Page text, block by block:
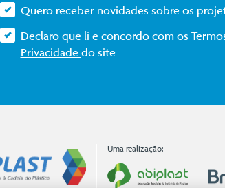
Quero receber novidades sobre os
Declaro que li e concordo com os
Privacidade do site
Uma realização: